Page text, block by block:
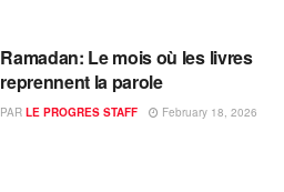
Ramadan: Le mois où les livres
reprennent la parole
PAR LE PROGRES STAFF February 18, 2026